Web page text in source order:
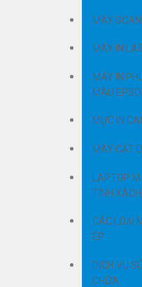
MÁY
MÁY IN
MÁY IN
MÀU
MỰC IN
MÁY CẮT
LAPTOP
TÍNH
CÁC LOẠI
ÉP
DỊCH VỤ
CHỮA